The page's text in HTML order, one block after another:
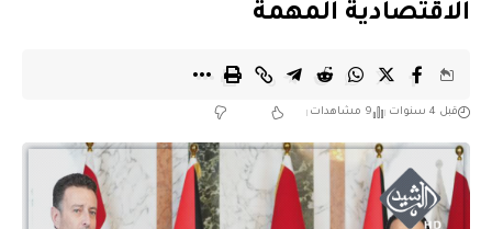
الاقتصادية المهمة
قبل 4 سنوات 9 مشاهدات